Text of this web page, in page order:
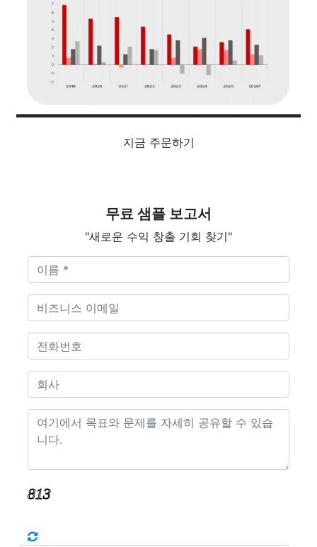
지금 주문하기
무료 샘플 보고서
"새로운 수익 창출 기회 찾기"